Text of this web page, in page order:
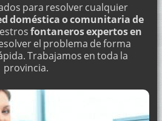
para resolver cualquier
doméstica o comunitaria de
fontaneros expertos en
el problema de forma
Trabajamos en toda la
provincia.